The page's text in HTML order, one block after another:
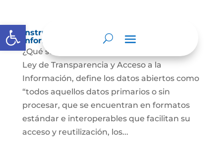
Abrir barra de herramientas
Instrumentos de gestión de la
información.
¿Qué son datos abiertos? En Colombia la
Ley de Transparencia y Acceso a la
Información, define los datos abiertos como
“todos aquellos datos primarios o sin
procesar, que se encuentran en formatos
estándar e interoperables que facilitan su
acceso y reutilización, los...